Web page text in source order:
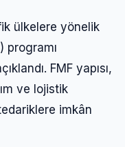
ülkelere yönelik
programı
FMF yapısı,
ve lojistik
imkân